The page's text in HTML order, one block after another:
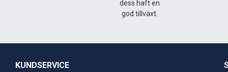
dess haft en
god tillväxt.
KUNDSERVICE